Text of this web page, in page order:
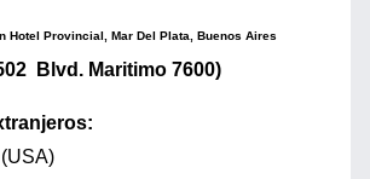
Hotel Provincial, Mar Del Plata, Buenos Aires
Blvd. Maritimo 7600)